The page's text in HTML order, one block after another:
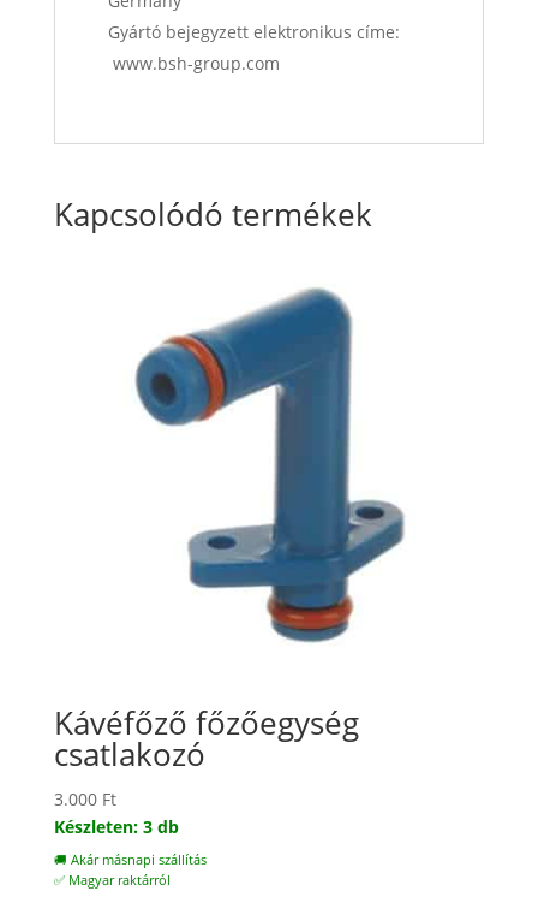
Gyártó bejegyzett elektronikus címe:
www.bsh-group.com
Kapcsolódó termékek
Kávéfőző főzőegység
csatlakozó
3.000 Ft
Készleten: 3 db
🚚 Akár másnapi szállítás
✅ Magyar raktárról